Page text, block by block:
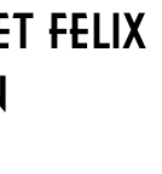
FELIX